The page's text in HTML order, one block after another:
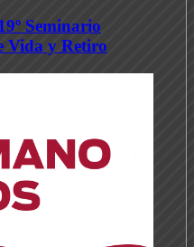
Seminario
Vida y Retiro